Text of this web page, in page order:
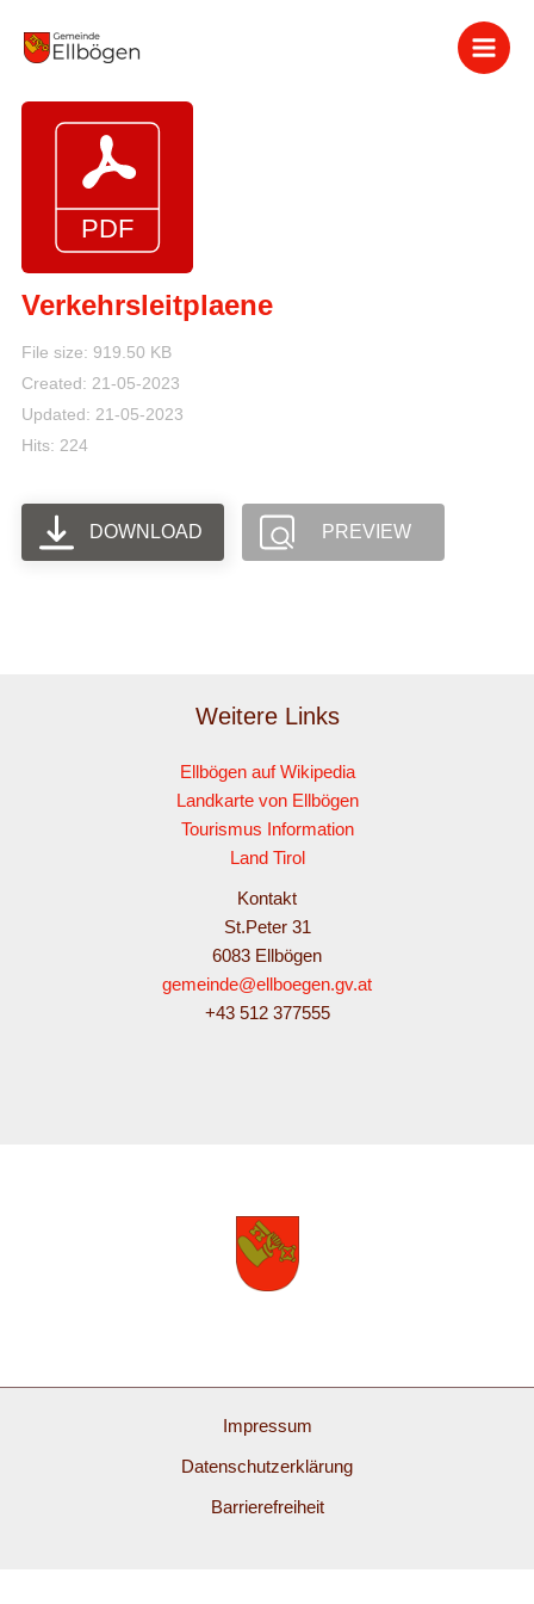
Inhalt
Verkehrsleitplaene
File size: 919.50 KB
Created: 21-05-2023
Updated: 21-05-2023
Hits: 224
DOWNLOAD PREVIEW
Weitere Links
Ellbögen auf Wikipedia
Landkarte von Ellbögen
Tourismus Information
Land Tirol
Kontakt
St.Peter 31
6083 Ellbögen
gemeinde@ellboegen.gv.at
+43 512 377555
Impressum
Datenschutzerklärung
Barrierefreiheit